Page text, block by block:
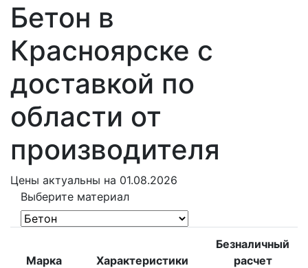
Бетон в
Красноярске с
доставкой по
области от
производителя
Цены актуальны на 01.08.2026
Выберите материал
Марка Характеристики
Безналичный
расчет